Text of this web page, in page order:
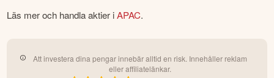
Läs mer och handla aktier i APAC.
Att investera dina pengar innebär alltid en risk. Innehåller reklam
eller affiliatelänkar.